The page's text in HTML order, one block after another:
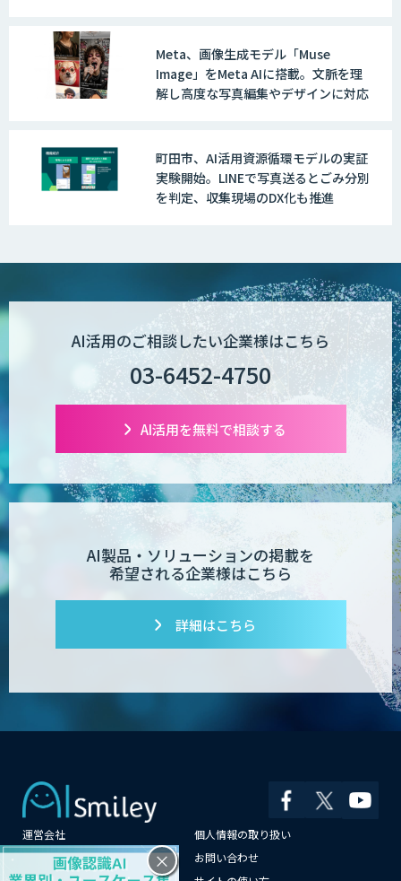
Meta、画像生成モデル「Muse
Image」をMeta AIに搭載。文脈を理
解し高度な写真編集やデザインに対応
町田市、AI活用資源循環モデルの実証
実験開始。LINEで写真送るとごみ分別
を判定、収集現場のDX化も推進
AI活用のご相談したい企業様はこちら
03-6452-4750
AI活用を無料で相談する
AI製品・ソリューションの掲載を
希望される企業様はこちら
詳細はこちら
運営会社
個人情報の取り扱い
よくある質問
お問い合わせ
×